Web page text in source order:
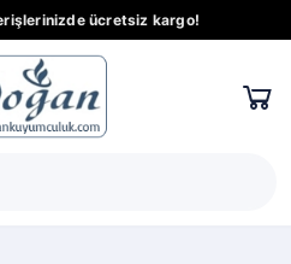
ücretsiz kargo!